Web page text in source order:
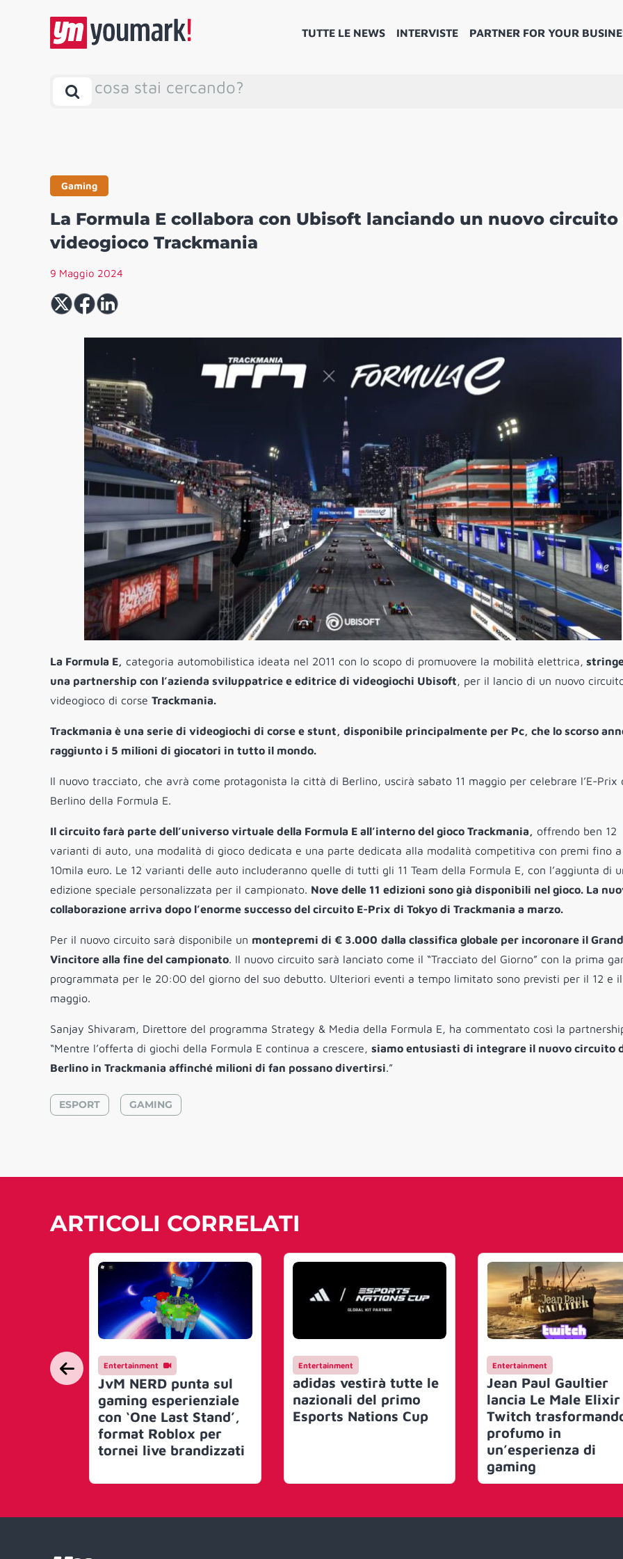
TUTTE LE NEWS INTERVISTE PARTNER FOR YOUR
cosa stai cercando?
Gaming
La Formula E collabora con Ubisoft lanciando un nuovo circuito
videogioco Trackmania
9 Maggio 2024
La Formula E, categoria automobilistica ideata nel 2011 con lo scopo di promuovere la mobilità elettrica,
una partnership con l’azienda sviluppatrice e editrice di videogiochi Ubisoft, per il lancio di un nuovo
videogioco di corse Trackmania.
Trackmania è una serie di videogiochi di corse e stunt, disponibile principalmente per Pc, che lo scorso
raggiunto i 5 milioni di giocatori in tutto il mondo.
Il nuovo tracciato, che avrà come protagonista la città di Berlino, uscirà sabato 11 maggio per celebrare l’E-Prix
Berlino della Formula E.
Il circuito farà parte dell’universo virtuale della Formula E all’interno del gioco Trackmania, offrendo ben 12
varianti di auto, una modalità di gioco dedicata e una parte dedicata alla modalità competitiva con premi fino a
10mila euro. Le 12 varianti delle auto includeranno quelle di tutti gli 11 Team della Formula E, con l’aggiunta di
edizione speciale personalizzata per il campionato. Nove delle 11 edizioni sono già disponibili nel gioco. La
collaborazione arriva dopo l’enorme successo del circuito E-Prix di Tokyo di Trackmania a marzo.
Per il nuovo circuito sarà disponibile un montepremi di € 3.000 dalla classifica globale per incoronare il
Vincitore alla fine del campionato. Il nuovo circuito sarà lanciato come il “Tracciato del Giorno” con la prima
programmata per le 20:00 del giorno del suo debutto. Ulteriori eventi a tempo limitato sono previsti per il 12 e il
maggio.
Sanjay Shivaram, Direttore del programma Strategy & Media della Formula E, ha commentato così la
“Mentre l’offerta di giochi della Formula E continua a crescere, siamo entusiasti di integrare il nuovo circuito
Berlino in Trackmania affinché milioni di fan possano divertirsi.”
ESPORT GAMING
ARTICOLI CORRELATI
Entertainment
JvM NERD punta sul
gaming esperienziale
con ‘One Last Stand’,
format Roblox per
tornei live brandizzati
Entertainment
adidas vestirà tutte le
nazionali del primo
Esports Nations Cup
Entertainment
Jean Paul Gaultier
lancia Le Male Elixir
Twitch
profumo in
un’esperienza di
gaming